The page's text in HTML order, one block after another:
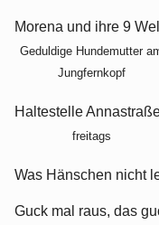
Morena und ihre 9
Geduldige Hundemutter
Jungfernkopf
Haltestelle
freitags
Was Hänschen nicht
Guck mal raus, das